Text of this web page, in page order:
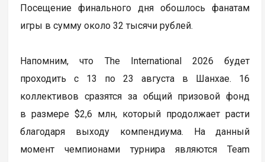
Посещение финального дня обошлось фанатам
игры в сумму около 32 тысячи рублей.
Напомним, что The International 2026 будет
проходить с 13 по 23 августа в Шанхае. 16
коллективов сразятся за общий призовой фонд
в размере $2,6 млн, который продолжает расти
благодаря выходу компендиума. На данный
момент чемпионами турнира являются Team